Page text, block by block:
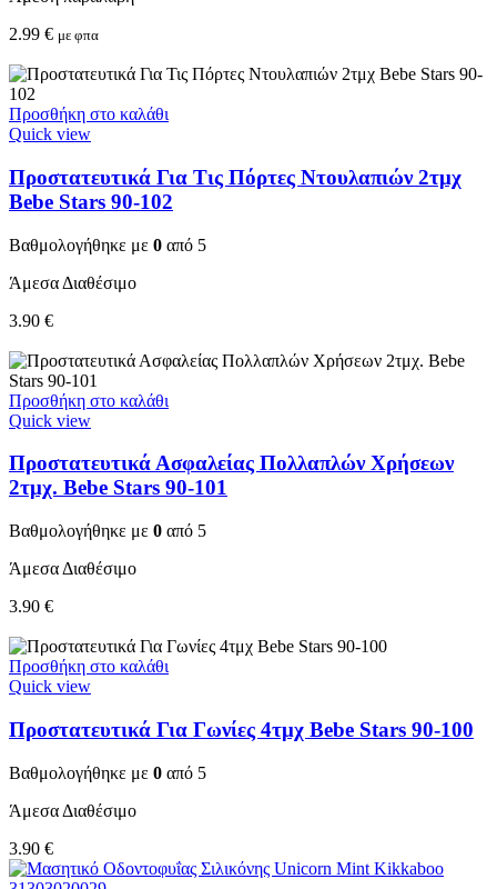
2.99 € με φπα
Προσθήκη στο καλάθι
Quick view
Προστατευτικά Για Τις Πόρτες Ντουλαπιών 2τμχ
Bebe Stars 90-102
Βαθμολογήθηκε με 0 από 5
Άμεσα Διαθέσιμο
3.90 €
Προσθήκη στο καλάθι
Quick view
Προστατευτικά Ασφαλείας Πολλαπλών Χρήσεων
2τμχ. Bebe Stars 90-101
Βαθμολογήθηκε με 0 από 5
Άμεσα Διαθέσιμο
3.90 €
Προσθήκη στο καλάθι
Quick view
Προστατευτικά Για Γωνίες 4τμχ Bebe Stars 90-100
Βαθμολογήθηκε με 0 από 5
Άμεσα Διαθέσιμο
3.90 €